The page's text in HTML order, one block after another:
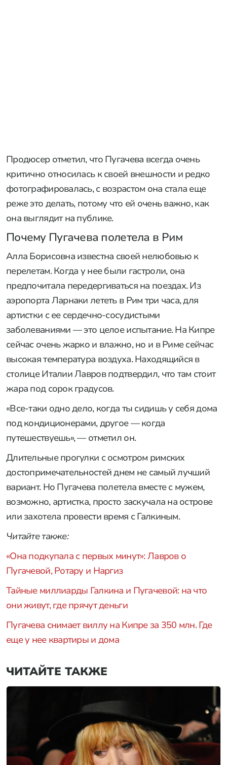
Продюсер отметил, что Пугачева всегда очень
критично относилась к своей внешности и редко
фотографировалась, с возрастом она стала еще
реже это делать, потому что ей очень важно, как
она выглядит на публике.
Почему Пугачева полетела в Рим
Алла Борисовна известна своей нелюбовью к
перелетам. Когда у нее были гастроли, она
предпочитала передергиваться на поездах. Из
аэропорта Ларнаки лететь в Рим три часа, для
артистки с ее сердечно-сосудистыми
заболеваниями — это целое испытание. На Кипре
сейчас очень жарко и влажно, но и в Риме сейчас
высокая температура воздуха. Находящийся в
столице Италии Лавров подтвердил, что там стоит
жара под сорок градусов.
«Все-таки одно дело, когда ты сидишь у себя дома
под кондиционерами, другое — когда
путешествуешь», — отметил он.
Длительные прогулки с осмотром римских
достопримечательностей днем не самый лучший
вариант. Но Пугачева полетела вместе с мужем,
возможно, артистка, просто заскучала на острове
или захотела провести время с Галкиным.
Читайте также:
«Она подкупала с первых минут»: Лавров о
Пугачевой, Ротару и Наргиз
Тайные миллиарды Галкина и Пугачевой: на что
они живут, где прячут деньги
Пугачева снимает виллу на Кипре за 350 млн. Где
еще у нее квартиры и дома
ЧИТАЙТЕ ТАКЖЕ